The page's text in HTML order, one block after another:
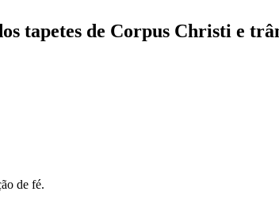
tapetes de Corpus Christi e
de fé.